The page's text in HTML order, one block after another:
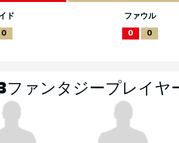
ド
0
ファウル
0 0
ファンタジープレイヤ